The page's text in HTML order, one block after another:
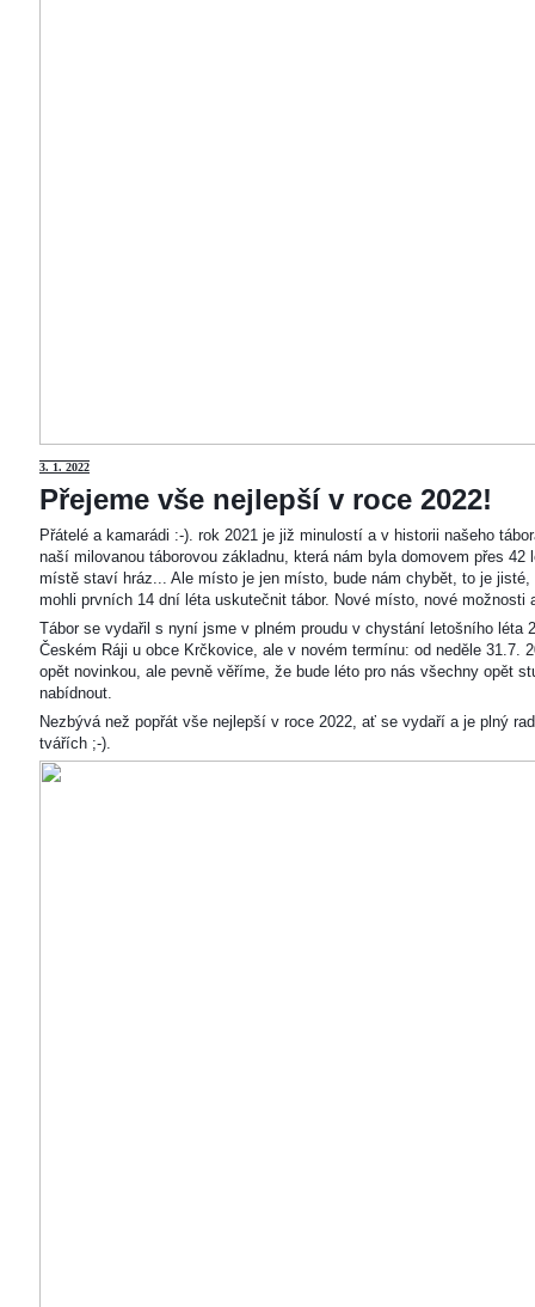
3. 1. 2022
Přejeme vše nejlepší v roce 2022!
Přátelé a kamarádi :-). rok 2021 je již minulostí a v historii našeho
naší milovanou táborovou základnu, která nám byla domovem přes
místě staví hráz... Ale místo je jen místo, bude nám chybět, to je
mohli prvních 14 dní léta uskutečnit tábor. Nové místo, nové
Tábor se vydařil s nyní jsme v plném proudu v chystání letošního léta
Českém Ráji u obce Krčkovice, ale v novém termínu: od neděle 31.7.
opět novinkou, ale pevně věříme, že bude léto pro nás všechny opět
nabídnout.
Nezbývá než popřát vše nejlepší v roce 2022, ať se vydaří a je plný
tvářích ;-).